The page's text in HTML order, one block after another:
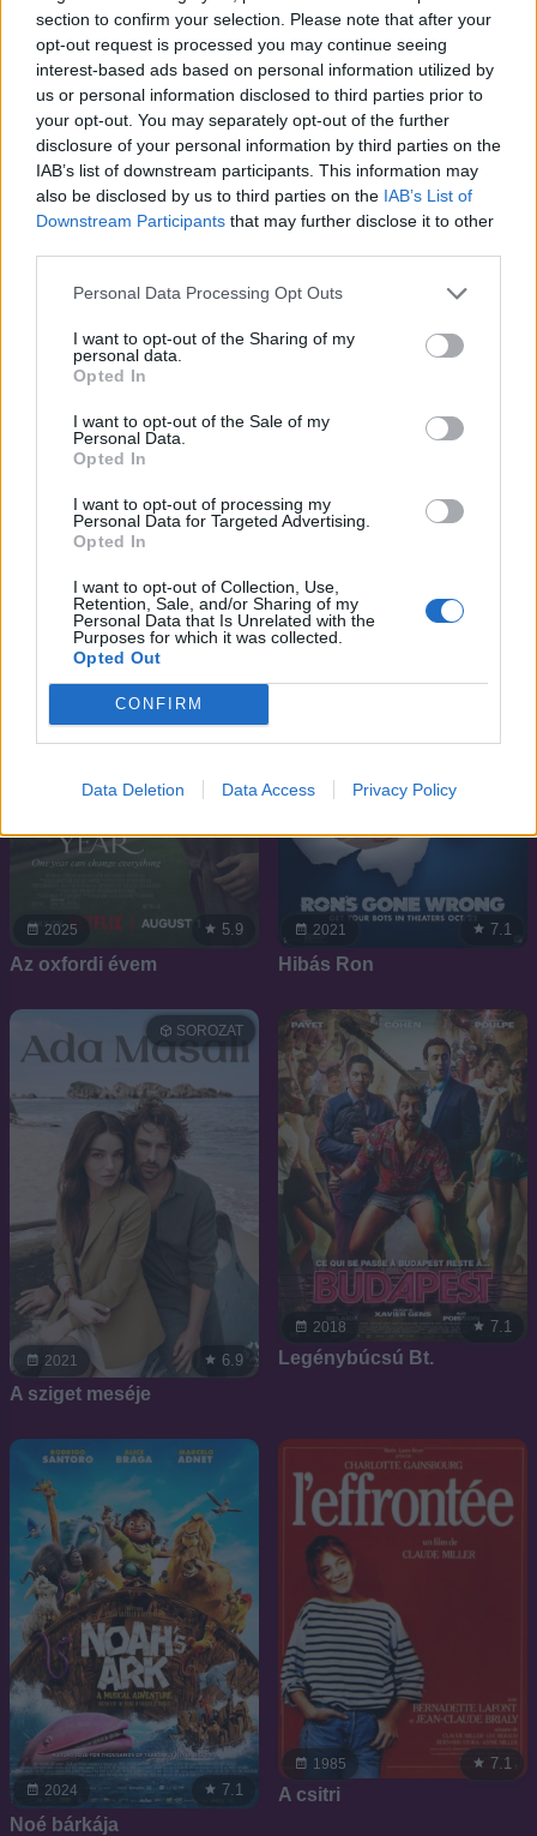
section to confirm your selection. Please note that after your
opt-out request is processed you may continue seeing
interest-based ads based on personal information utilized by
us or personal information disclosed to third parties prior to
your opt-out. You may separately opt-out of the further
disclosure of your personal information by third parties on the
IAB’s list of downstream participants. This information may
also be disclosed by us to third parties on the IAB’s List of
Downstream Participants that may further disclose it to other
Personal Data Processing Opt Outs
I want to opt-out of the Sharing of my
personal data.
Opted In
I want to opt-out of the Sale of my
Personal Data.
Opted In
I want to opt-out of processing my
Personal Data for Targeted Advertising.
Opted In
I want to opt-out of Collection, Use,
Retention, Sale, and/or Sharing of my
Personal Data that Is Unrelated with the
Purposes for which it was collected.
Opted Out
CONFIRM
Data Deletion Data Access Privacy Policy
1938 7.1 2016
Voltron: A legendás
védelmező
2024
Cora Bora
1999
Sztárom a párom
2025 5.9
Az oxfordi évem
2021 7.1
Hibás Ron
2021
SOROZAT
6.9
A sziget meséje
2018 7.1
Legénybúcsú Bt.
2024 7.1
Noé bárkája
1985 7.1
A csitri